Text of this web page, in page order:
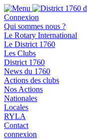
Connexion
Qui sommes nous ?
Le Rotary International
Le District 1760
Les Clubs
District 1760
News du 1760
Actions des clubs
Nos Actions
Nationales
Locales
RYLA
Contact
connexion